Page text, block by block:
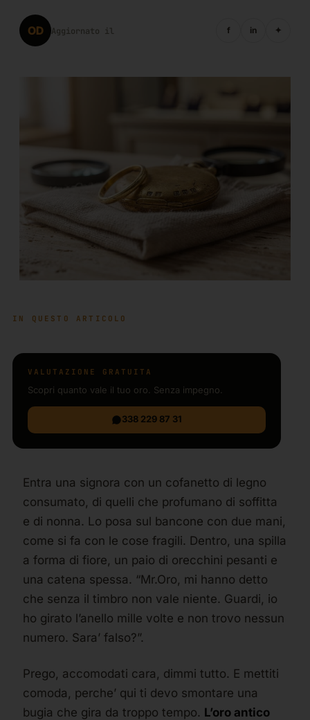
OD Aggiornato il f in ✦
IN QUESTO ARTICOLO
VALUTAZIONE GRATUITA
Scopri quanto vale il tuo oro. Senza impegno.
338 229 87 31
Entra una signora con un cofanetto di legno
consumato, di quelli che profumano di soffitta
e di nonna. Lo posa sul bancone con due mani,
come si fa con le cose fragili. Dentro, una spilla
a forma di fiore, un paio di orecchini pesanti e
una catena spessa. “Mr.Oro, mi hanno detto
che senza il timbro non vale niente. Guardi, io
ho girato l’anello mille volte e non trovo nessun
numero. Sara’ falso?”.
Prego, accomodati cara, dimmi tutto. E mettiti
comoda, perche’ qui ti devo smontare una
bugia che gira da troppo tempo. L’oro antico